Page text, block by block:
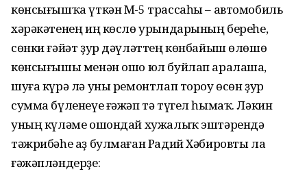
көнсығышҡа үткән М-5 трассаһы – автомобиль
хәрә­кәтенең иң көслө урындарының береһе,
сөнки ғәйәт ҙур дәүләттең көнбайыш өлөшө
көнсығышы менән ошо юл буйлап аралаша,
шуға күрә лә уны ремонтлап тороу өсөн ҙур
сумма бүленеүе ғәжәп тә түгел һымаҡ. Ләкин
уның күләме ошондай хужалыҡ эштәрендә
тәжрибәһе аҙ булмаған Радий Хәбировты ла
ғәжәпләндерҙе: